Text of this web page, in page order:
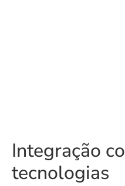
Integração
tecnologias